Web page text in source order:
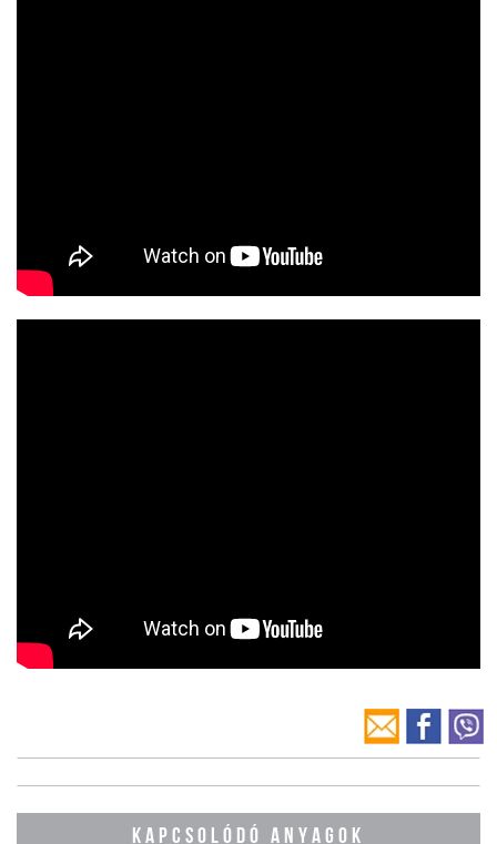
KAPCSOLÓDÓ ANYAGOK